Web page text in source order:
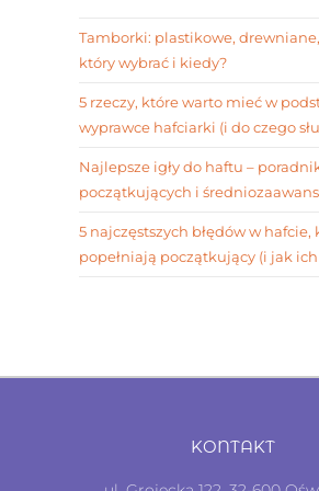
Tamborki: plastikowe,
który wybrać i kiedy?
5 rzeczy, które warto mieć w
wyprawce hafciarki (i do czego
Najlepsze igły do haftu –
początkujących i
5 najczęstszych błędów w hafcie,
popełniają początkujący (i jak
KONTAKT